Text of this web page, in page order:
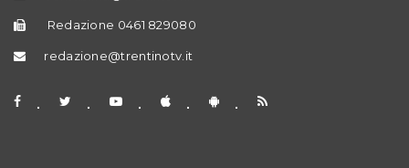
Redazione 0461 829080
redazione@trentinotv.it